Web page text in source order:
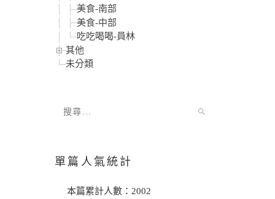
美食-南部
美食-中部
吃吃喝喝-員林
其他
未分類
單篇人氣統計
本篇累計人數： 2002